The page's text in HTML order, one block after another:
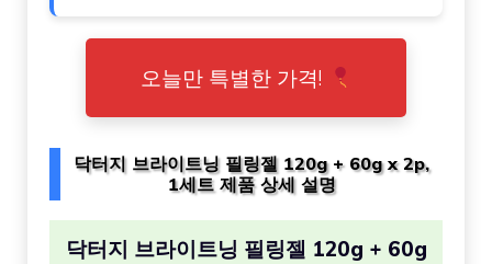
오늘만 특별한 가격!
닥터지 브라이트닝 필링젤 120g + 60g x 2p,
1세트 제품 상세 설명
닥터지 브라이트닝 필링젤 120g + 60g